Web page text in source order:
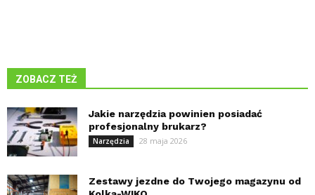
ZOBACZ TEŻ
Jakie narzędzia powinien posiadać
profesjonalny brukarz?
Narzędzia 28 maja 2026
Zestawy jezdne do Twojego magazynu od